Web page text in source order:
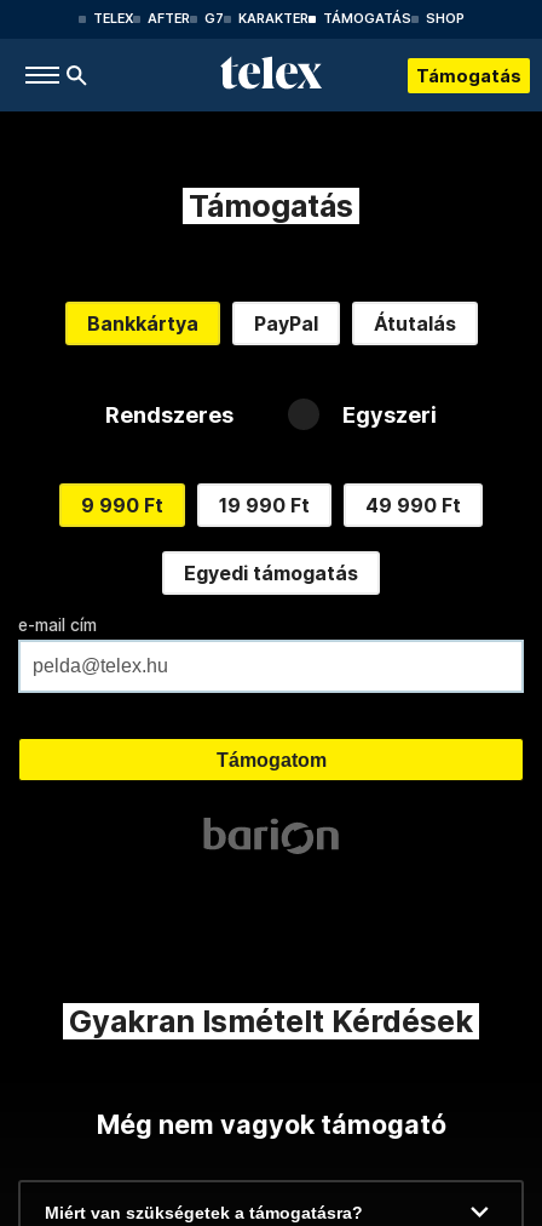
TELEX AFTER G7 KARAKTER TÁMOGATÁS SHOP
Támogatás
Támogatás
Bankkártya PayPal Átutalás
Rendszeres Egyszeri
9 990 Ft 19 990 Ft 49 990 Ft
Egyedi támogatás
e-mail cím
Gyakran Ismételt Kérdések
Még nem vagyok támogató
Miért van szükségetek a támogatásra?